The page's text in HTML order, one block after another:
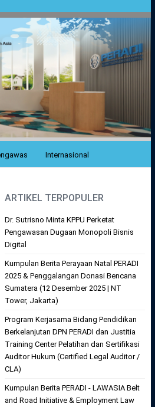
Internasional
ARTIKEL TERPOPULER
Dr. Sutrisno Minta KPPU Perketat
Pengawasan Dugaan Monopoli Bisnis
Digital
Kumpulan Berita Perayaan Natal PERADI
2025 & Penggalangan Donasi Bencana
Sumatera (12 Desember 2025 | NT
Tower, Jakarta)
Program Kerjasama Bidang Pendidikan
Berkelanjutan DPN PERADI dan Justitia
Training Center Pelatihan dan Sertifikasi
Auditor Hukum (Certified Legal Auditor /
CLA)
Kumpulan Berita PERADI - LAWASIA Belt
and Road Initiative & Employment Law